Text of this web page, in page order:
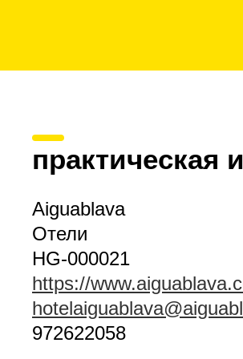
практическая
Aiguablava
Отели
HG-000021
https://
972622058